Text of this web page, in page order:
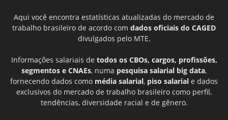
Aqui você encontra estatísticas atualizadas do mercado de
trabalho brasileiro de acordo com dados oficiais do CAGED
divulgados pelo MTE.
Informações salariais de todos os CBOs, cargos, profissões,
segmentos e CNAEs, numa pesquisa salarial big data,
fornecendo dados como média salarial, piso salarial e dados
exclusivos do mercado de trabalho brasileiro como perfil,
tendências, diversidade racial e de gênero.